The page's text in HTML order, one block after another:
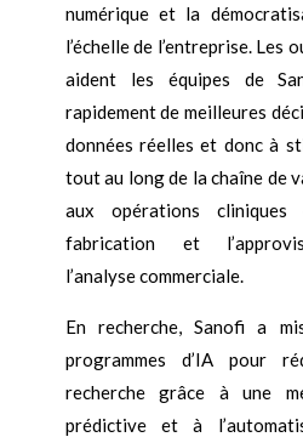
numérique et la
l’échelle de l’entreprise. Les
aident les équipes de
rapidement de meilleures
données réelles et donc à
tout au long de la chaîne de
aux opérations
fabrication et
l’analyse commerciale.
En recherche, Sanofi a
programmes d’IA pour
recherche grâce à une
prédictive et à